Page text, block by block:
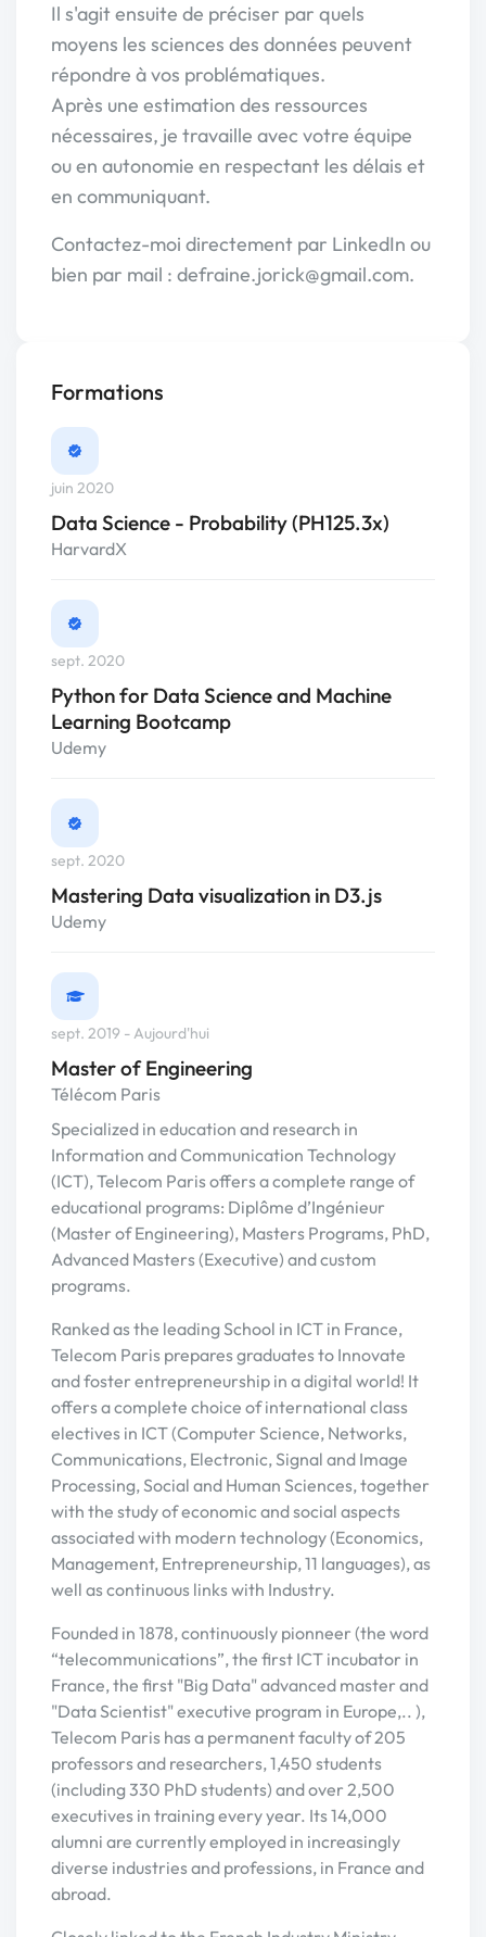
Il s'agit ensuite de préciser par quels
moyens les sciences des données peuvent
répondre à vos problématiques.
Après une estimation des ressources
nécessaires, je travaille avec votre équipe
ou en autonomie en respectant les délais et
en communiquant.
Contactez-moi directement par LinkedIn ou
bien par mail : defraine.jorick@gmail.com.
Formations
juin 2020
Data Science - Probability (PH125.3x)
HarvardX
sept. 2020
Python for Data Science and Machine
Learning Bootcamp
Udemy
sept. 2020
Mastering Data visualization in D3.js
Udemy
sept. 2019 - Aujourd'hui
Master of Engineering
Télécom Paris
Specialized in education and research in
Information and Communication Technology
(ICT), Telecom Paris offers a complete range of
educational programs: Diplôme d’Ingénieur
(Master of Engineering), Masters Programs, PhD,
Advanced Masters (Executive) and custom
programs.
Ranked as the leading School in ICT in France,
Telecom Paris prepares graduates to Innovate
and foster entrepreneurship in a digital world! It
offers a complete choice of international class
electives in ICT (Computer Science, Networks,
Communications, Electronic, Signal and Image
Processing, Social and Human Sciences, together
with the study of economic and social aspects
associated with modern technology (Economics,
Management, Entrepreneurship, 11 languages), as
well as continuous links with Industry.
Founded in 1878, continuously pionneer (the word
“telecommunications”, the first ICT incubator in
France, the first "Big Data"​ advanced master and
"Data Scientist"​ executive program in Europe,.. ),
Telecom Paris has a permanent faculty of 205
professors and researchers, 1,450 students
(including 330 PhD students) and over 2,500
executives in training every year. Its 14,000
alumni are currently employed in increasingly
diverse industries and professions, in France and
abroad.